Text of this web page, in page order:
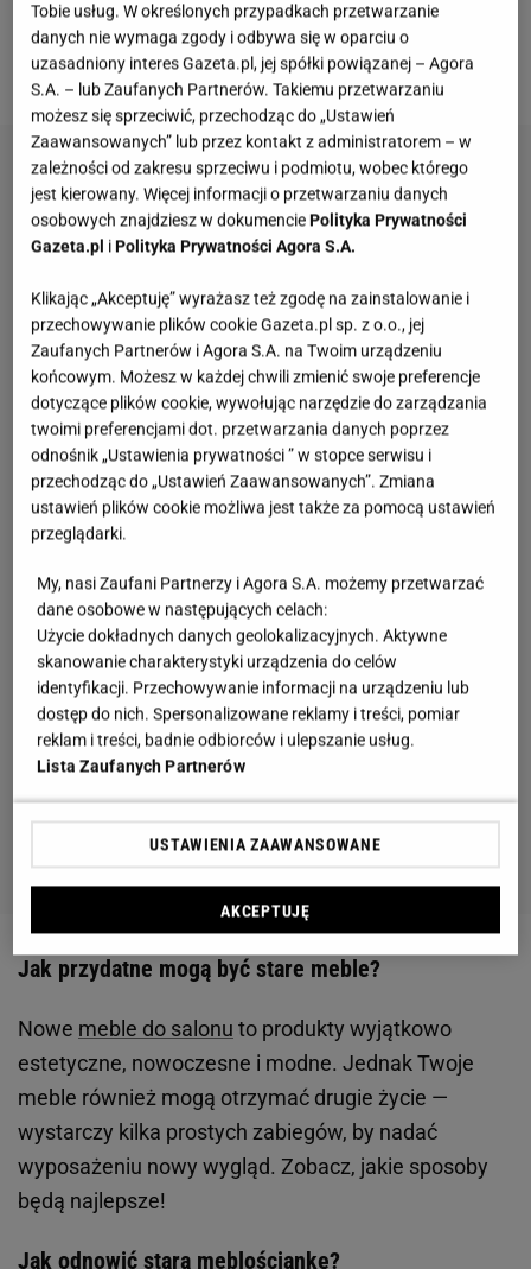
fot. Merkury Market
Jak przydatne mogą być stare meble?
Nowe meble do salonu to produkty wyjątkowo
estetyczne, nowoczesne i modne. Jednak Twoje
meble również mogą otrzymać drugie życie —
wystarczy kilka prostych zabiegów, by nadać
wyposażeniu nowy wygląd. Zobacz, jakie sposoby
będą najlepsze!
Jak odnowić starą meblościankę?
Tobie usług. W określonych przypadkach przetwarzanie
danych nie wymaga zgody i odbywa się w oparciu o
uzasadniony interes Gazeta.pl, jej spółki powiązanej – Agora
S.A. – lub Zaufanych Partnerów. Takiemu przetwarzaniu
możesz się sprzeciwić, przechodząc do „Ustawień
Zaawansowanych” lub przez kontakt z administratorem – w
zależności od zakresu sprzeciwu i podmiotu, wobec którego
jest kierowany. Więcej informacji o przetwarzaniu danych
osobowych znajdziesz w dokumenciePolityka Prywatności
Gazeta.pl iPolityka Prywatności Agora S.A.
Klikając „Akceptuję” wyrażasz też zgodę na zainstalowanie i
przechowywanie plików cookie Gazeta.pl sp. z o.o., jej
Zaufanych Partnerów i Agora S.A. na Twoim urządzeniu
końcowym. Możesz w każdej chwili zmienić swoje preferencje
dotyczące plików cookie, wywołując narzędzie do zarządzania
twoimi preferencjami dot. przetwarzania danych poprzez
odnośnik „Ustawienia prywatności ” w stopce serwisu i
przechodząc do „Ustawień Zaawansowanych”. Zmiana
ustawień plików cookie możliwa jest także za pomocą ustawień
przeglądarki.
My, nasi Zaufani Partnerzy i Agora S.A. możemy przetwarzać
dane osobowe w następujących celach:
Użycie dokładnych danych geolokalizacyjnych. Aktywne
skanowanie charakterystyki urządzenia do celów
identyfikacji. Przechowywanie informacji na urządzeniu lub
dostęp do nich. Spersonalizowane reklamy i treści, pomiar
reklam i treści, badnie odbiorców i ulepszanie usług.
Lista Zaufanych Partnerów
USTAWIENIA ZAAWANSOWANE
AKCEPTUJĘ